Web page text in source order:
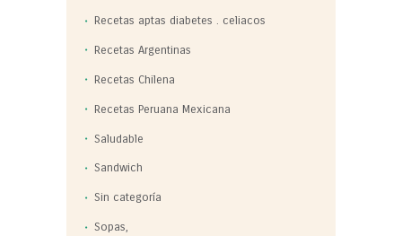
Recetas aptas diabetes . celiacos
Recetas Argentinas
Recetas Chilena
Recetas Peruana Mexicana
Saludable
Sandwich
Sin categoría
Sopas,